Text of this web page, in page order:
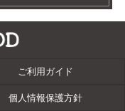
ご利用ガイド
個人情報保護方針